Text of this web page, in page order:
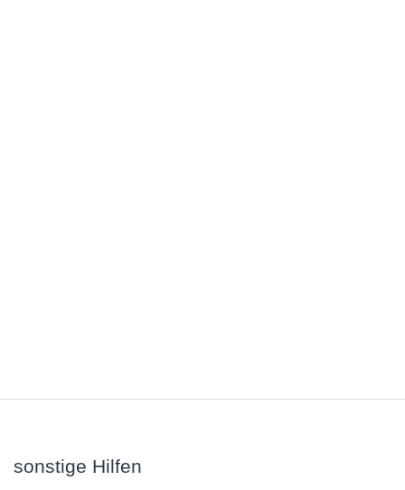
sonstige Hilfen